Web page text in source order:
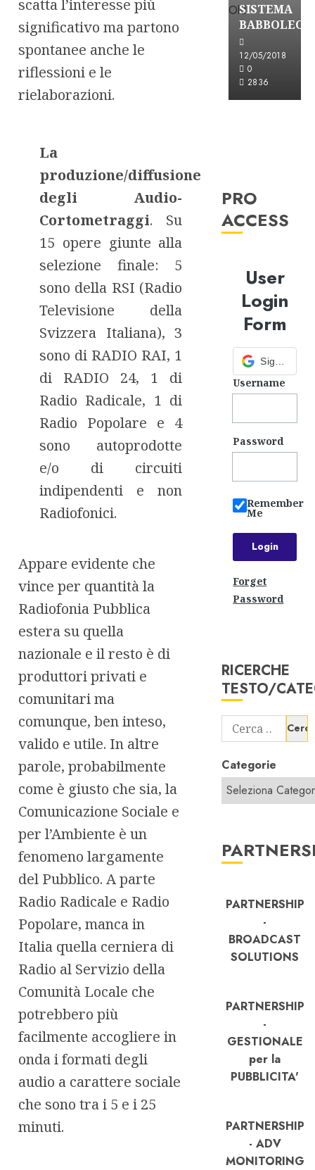
scatta l’interesse più
significativo ma partono
spontanee anche le
riflessioni e le
rielaborazioni.
La
produzione/diffusione
degli Audio-
Cortometraggi. Su
15 opere giunte alla
selezione finale: 5
sono della RSI (Radio
Televisione della
Svizzera Italiana), 3
sono di RADIO RAI, 1
di RADIO 24, 1 di
Radio Radicale, 1 di
Radio Popolare e 4
sono autoprodotte
e/o di circuiti
indipendenti e non
Radiofonici.
Appare evidente che
vince per quantità la
Radiofonia Pubblica
estera su quella
nazionale e il resto è di
produttori privati e
comunitari ma
comunque, ben inteso,
valido e utile. In altre
parole, probabilmente
come è giusto che sia, la
Comunicazione Sociale e
per l’Ambiente è un
fenomeno largamente
del Pubblico. A parte
Radio Radicale e Radio
Popolare, manca in
Italia quella cerniera di
Radio al Servizio della
Comunità Locale che
potrebbero più
facilmente accogliere in
onda i formati degli
audio a carattere sociale
che sono tra i 5 e i 25
minuti.
SISTEMA
BABBOLEO
12/05/2018
0
2836
PRO
ACCESS
User
Login
Form
Username
Password
Remember
Me
Forget
Password
RICERCHE
TESTO/
Ricerca
per:
Categorie
PARTNERSHIP
-
BROADCAST
SOLUTIONS
PARTNERSHIP
-
GESTIONALE
per la
PUBBLICITA'
PARTNERSHIP
- ADV
MONITORING